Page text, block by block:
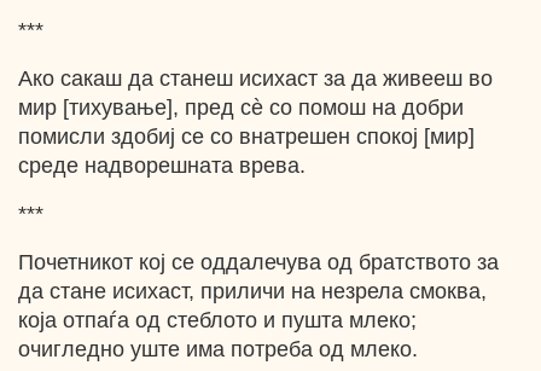
***
Ако сакаш да станеш исихаст за да живееш во
мир [тихување], пред сѐ со помош на добри
помисли здобиј се со внатрешен спокој [мир]
среде надворешната врева.
***
Почетникот кој се оддалечува од братството за
да стане исихаст, приличи на незрела смоква,
која отпаѓа од стеблото и пушта млеко;
очигледно уште има потреба од млеко.